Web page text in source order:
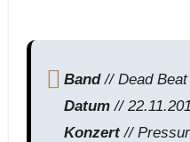
Band// Dead Beat
Datum//
Konzert//